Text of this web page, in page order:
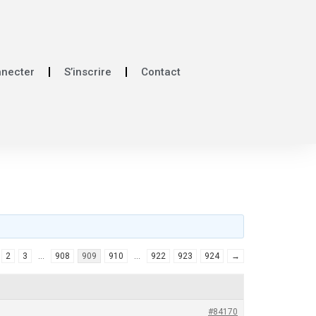
S’inscrire Contact
2 3 … 908 909 910 … 922 923 924 →
#84170